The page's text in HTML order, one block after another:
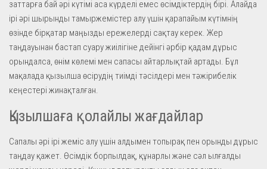
заттарға бай әрі күтімі аса күрделі емес өсімдіктердің бірі. Алайда
ірі әрі шырынды тамыржемістер алу үшін қарапайым күтімнің
өзінде бірқатар маңызды ережелерді сақтау керек. Жер
таңдауынан бастап суару жиілігіне дейінгі әрбір қадам дұрыс
орындалса, өнім көлемі мен сапасы айтарлықтай артады. Бұл
мақалада қызылша өсірудің тиімді тәсілдері мен тәжірибелік
кеңестері жинақталған.
Қызылшаға қолайлы жағдайлар
Сапалы әрі ірі жеміс алу үшін алдымен топырақ пен орынды дұрыс
таңдау қажет. Өсімдік борпылдақ, құнарлы және сәл ылғалды